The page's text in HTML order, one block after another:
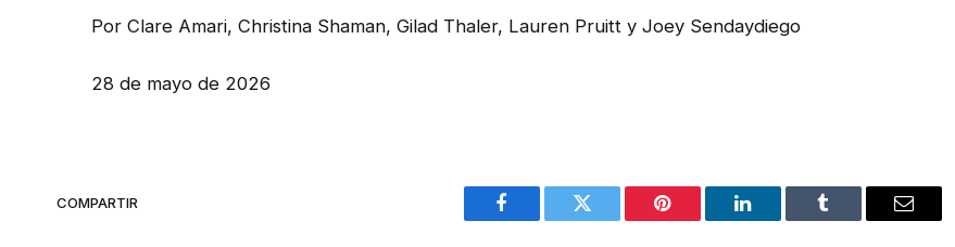
Por Clare Amari, Christina Shaman, Gilad Thaler, Lauren Pruitt y Joey Sendaydiego
28 de mayo de 2026
COMPARTIR
Facebook Twitter Pinterest LinkedIn Tumblr Email